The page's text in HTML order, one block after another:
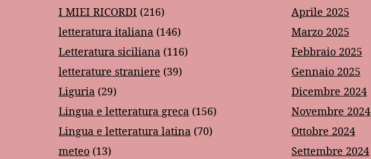
I MIEI RICORDI (216)
letteratura italiana (146)
Letteratura siciliana (116)
letterature straniere (39)
Liguria (29)
Lingua e letteratura greca (156)
Lingua e letteratura latina (70)
meteo (13)
Aprile 2025
Marzo 2025
Febbraio 2025
Gennaio 2025
Dicembre 2024
Novembre 2024
Ottobre 2024
Settembre 2024